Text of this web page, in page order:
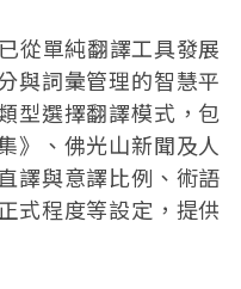
從單純翻譯工具發展
與詞彙管理的智慧平
型選擇翻譯模式，包
》、佛光山新聞及人
譯與意譯比例、術語
式程度等設定，提供